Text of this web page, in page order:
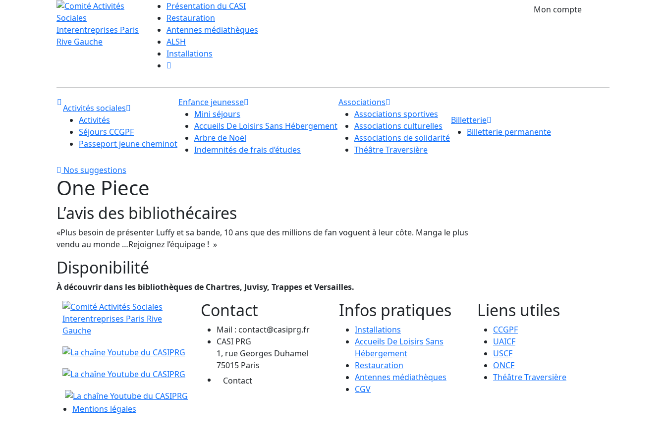
Présentation du CASI
Restauration
Antennes médiathèques
ALSH
Installations
Mon compte
Activités sociales
Activités
Séjours CCGPF
Passeport jeune cheminot
Enfance jeunesse
Mini séjours
Accueils De Loisirs Sans Hébergement
Arbre de Noël
Indemnités de frais d’études
Associations
Associations sportives
Associations culturelles
Associations de solidarité
Théâtre Traversière
Billetterie
Billetterie permanente
Nos suggestions
One Piece
L’avis des bibliothécaires
«Plus besoin de présenter Luffy et sa bande, 10 ans que des millions de fan voguent à leur côte. Manga le plus
vendu au monde …Rejoignez l’équipage ! »
Disponibilité
À découvrir dans les bibliothèques de Chartres, Juvisy, Trappes et Versailles.
Contact
Mail : contact@casiprg.fr
CASI PRG
1, rue Georges Duhamel
75015 Paris
Contact
Infos pratiques
Installations
Accueils De Loisirs Sans
Hébergement
Restauration
Antennes médiathèques
CGV
Liens utiles
CCGPF
UAICF
USCF
ONCF
Théâtre Traversière
Mentions légales